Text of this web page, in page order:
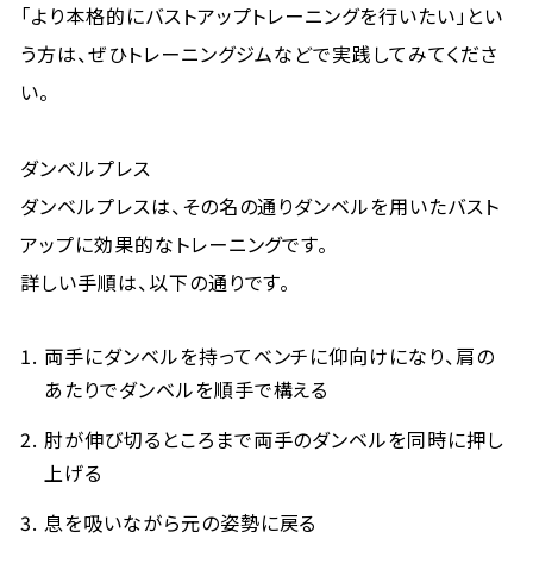
「より本格的にバストアップトレーニングを行いたい」とい
う方は、ぜひトレーニングジムなどで実践してみてくださ
い。
ダンベルプレス
ダンベルプレスは、その名の通りダンベルを用いたバスト
アップに効果的なトレーニングです。
詳しい手順は、以下の通りです。
両手にダンベルを持ってベンチに仰向けになり、肩の
あたりでダンベルを順手で構える
肘が伸び切るところまで両手のダンベルを同時に押し
上げる
息を吸いながら元の姿勢に戻る